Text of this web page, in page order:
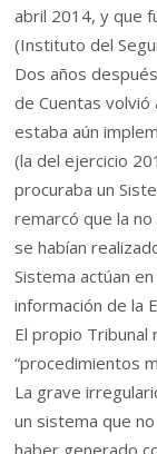
abril 2014, y que
(Instituto del
Dos años
de Cuentas
estaba aún
(la del ejercicio
procuraba un
remarcó que la
se habían
Sistema actúan
información de la
El propio Tribunal
“procedimientos
La grave
un sistema que